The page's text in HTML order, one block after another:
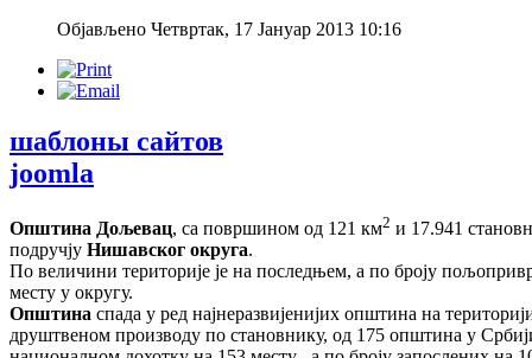
Објављено Четвртак, 17 Јануар 2013 10:16
шаблоны сайтов
joomla
Општина Дољевац, са површином од 121 км2 и 17.941
подручју Нишавског округа.
По величини територије је на последњем, а по броју
месту у округу.
Општина спада у ред најнеразвијенијих општина на
друштвеном производу по становнику, од 175 општина у